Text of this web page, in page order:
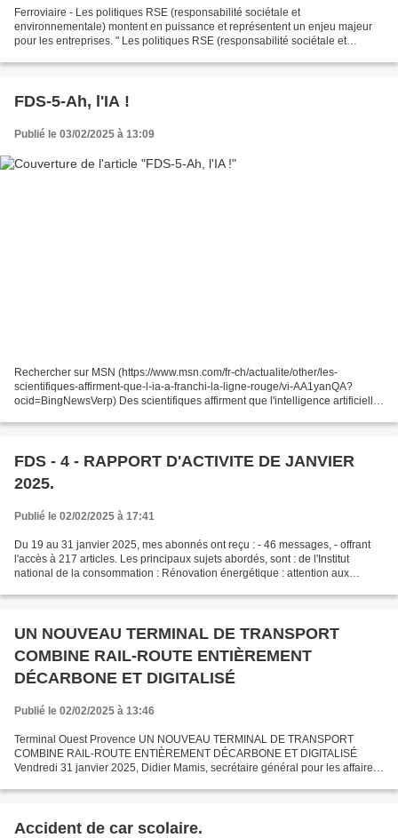
Ferroviaire - Les politiques RSE (responsabilité sociétale et
environnementale) montent en puissance et représentent un enjeu majeur
pour les entreprises. " Les politiques RSE (responsabilité sociétale et
FDS-5-Ah, l'IA !
Publié le 03/02/2025 à 13:09
Rechercher sur MSN (https://www.msn.com/fr-ch/actualite/other/les-
scientifiques-affirment-que-l-ia-a-franchi-la-ligne-rouge/vi-AA1yanQA?
ocid=BingNewsVerp) Des scientifiques affirment que l'intelligence artificielle
FDS - 4 - RAPPORT D'ACTIVITE DE JANVIER
2025.
Publié le 02/02/2025 à 17:41
Du 19 au 31 janvier 2025, mes abonnés ont reçu : - 46 messages, - offrant
l'accès à 217 articles. Les principaux sujets abordés, sont : de l'Institut
national de la consommation : Rénovation énergétique : attention aux
UN NOUVEAU TERMINAL DE TRANSPORT
COMBINE RAIL-ROUTE ENTIÈREMENT
DÉCARBONE ET DIGITALISÉ
Publié le 02/02/2025 à 13:46
Terminal Ouest Provence UN NOUVEAU TERMINAL DE TRANSPORT
COMBINE RAIL-ROUTE ENTIÈREMENT DÉCARBONE ET DIGITALISÉ
Vendredi 31 janvier 2025, Didier Mamis, secrétaire général pour les affaires
Accident de car scolaire.